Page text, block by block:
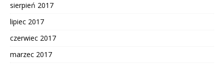
sierpień 2017
lipiec 2017
czerwiec 2017
marzec 2017